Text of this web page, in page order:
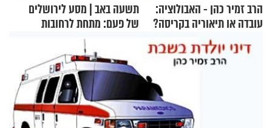
הרב זמיר כהן - האבולוציה:
עובדה או תיאוריה בקריסה?
תשעה באב | מסע לירושלים
של פעם: מתחת לרחובות